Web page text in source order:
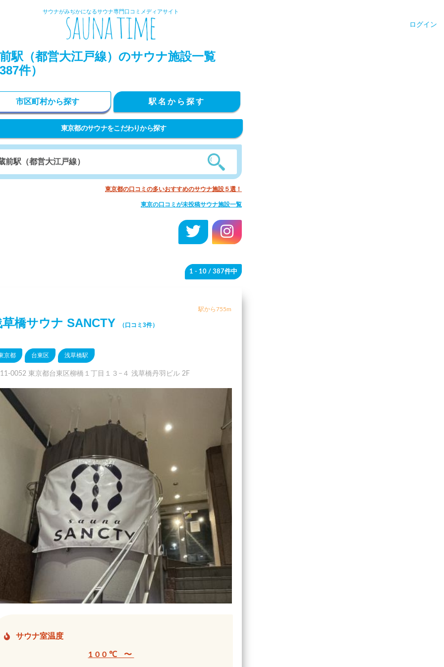
サウナがみぢかになるサウナ専門口コミメディアサイト
ログイン
駅（都営大江戸線）のサウナ施設一覧
件）
市区町村から探す 駅名から探す
東京都のサウナをこだわりから探す
東京都の口コミの多いおすすめのサウナ施設５選！
東京の口コミが未投稿サウナ施設一覧
1 - 10 / 387件中
駅から755m
草橋サウナ SANCTY （口コミ3件）
京都 台東区 浅草橋駅
0052 東京都台東区柳橋１丁目１３−４ 浅草橋丹羽ビル 2F
サウナ室温度
100℃ 〜